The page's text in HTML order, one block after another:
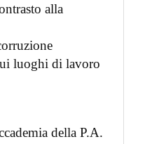
alla
luoghi di lavoro
della P.A.